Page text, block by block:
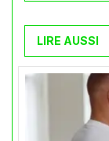
LIRE AUSSI